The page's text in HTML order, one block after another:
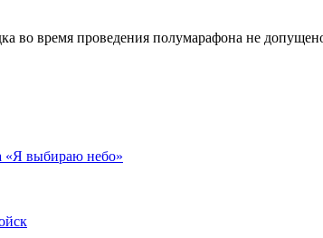
во время проведения полумарафона не
«Я выбираю небо»